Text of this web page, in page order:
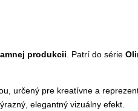
produkcii . Patrí do série
určený pre kreatívne a
elegantný vizuálny efekt.